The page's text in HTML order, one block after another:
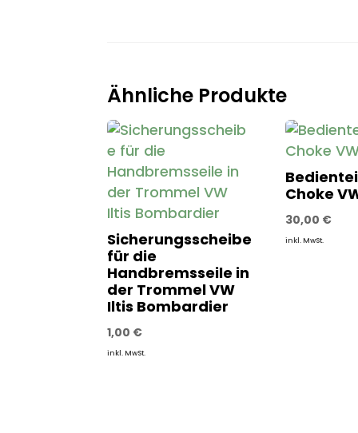
Ähnliche Produkte
Sicherungsscheibe
für die
Handbremsseile in
der Trommel VW
Iltis Bombardier
1,00 €
inkl. MwSt.
Choke
30,00 €
inkl. MwSt.